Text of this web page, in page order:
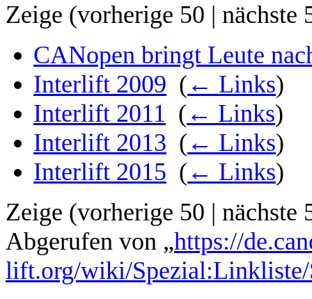
Zeige (vorherige 50 | nächste
CANopen bringt Leute
Interlift 2009 ( ← Links)
Interlift 2011 ( ← Links)
Interlift 2013 ( ← Links)
Interlift 2015 ( ← Links)
Zeige (vorherige 50 | nächste
Abgerufen von „https://
lift.org/wiki/